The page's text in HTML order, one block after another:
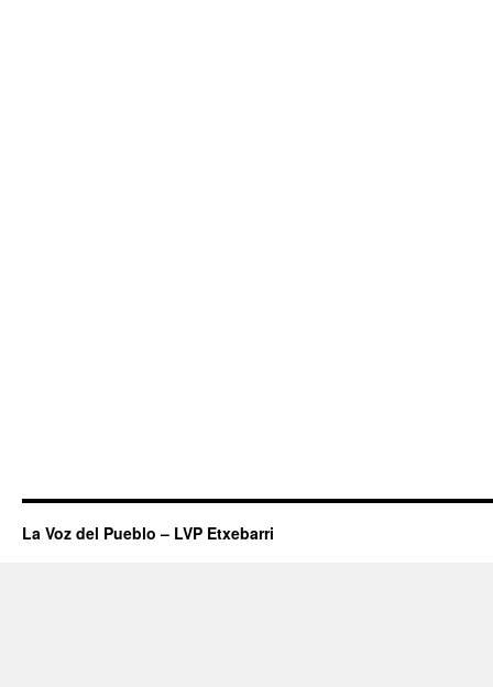
La Voz del Pueblo – LVP Etxebarri